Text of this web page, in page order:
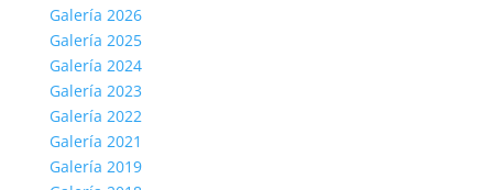
Galería 2026
Galería 2025
Galería 2024
Galería 2023
Galería 2022
Galería 2021
Galería 2019